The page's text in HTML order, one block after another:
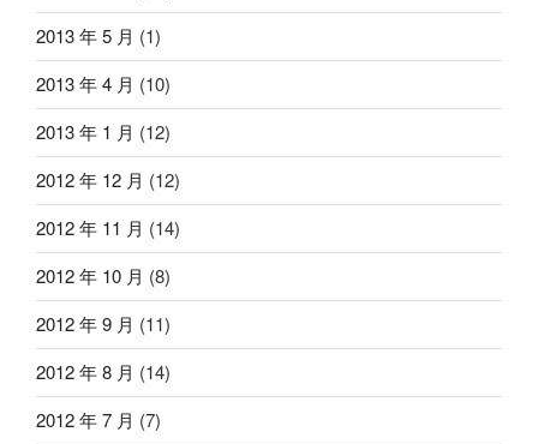
2013 年 5 月 (1)
2013 年 4 月 (10)
2013 年 1 月 (12)
2012 年 12 月 (12)
2012 年 11 月 (14)
2012 年 10 月 (8)
2012 年 9 月 (11)
2012 年 8 月 (14)
2012 年 7 月 (7)